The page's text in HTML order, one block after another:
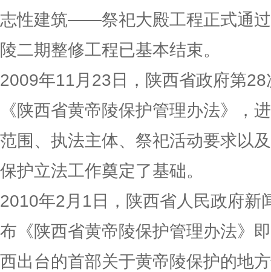
志性建筑——祭祀大殿工程正式通
陵二期整修工程已基本结束。
2009年11月23日，陕西省政府第
《陕西省黄帝陵保护管理办法》，
范围、执法主体、祭祀活动要求以
保护立法工作奠定了基础。
2010年2月1日，陕西省人民政府新
布《陕西省黄帝陵保护管理办法》
西出台的首部关于黄帝陵保护的地